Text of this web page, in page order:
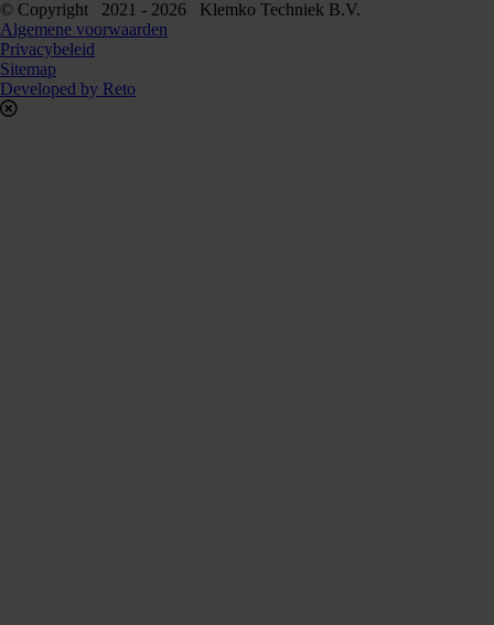
© Copyright 2021 - 2026 Klemko Techniek B.V.
Algemene voorwaarden
Privacybeleid
Sitemap
Developed by Reto